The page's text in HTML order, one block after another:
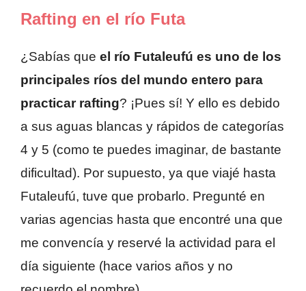
Rafting en el río Futa
¿Sabías que el río Futaleufú es uno de los
principales ríos del mundo entero para
practicar rafting? ¡Pues sí! Y ello es debido
a sus aguas blancas y rápidos de categorías
4 y 5 (como te puedes imaginar, de bastante
dificultad). Por supuesto, ya que viajé hasta
Futaleufú, tuve que probarlo. Pregunté en
varias agencias hasta que encontré una que
me convencía y reservé la actividad para el
día siguiente (hace varios años y no